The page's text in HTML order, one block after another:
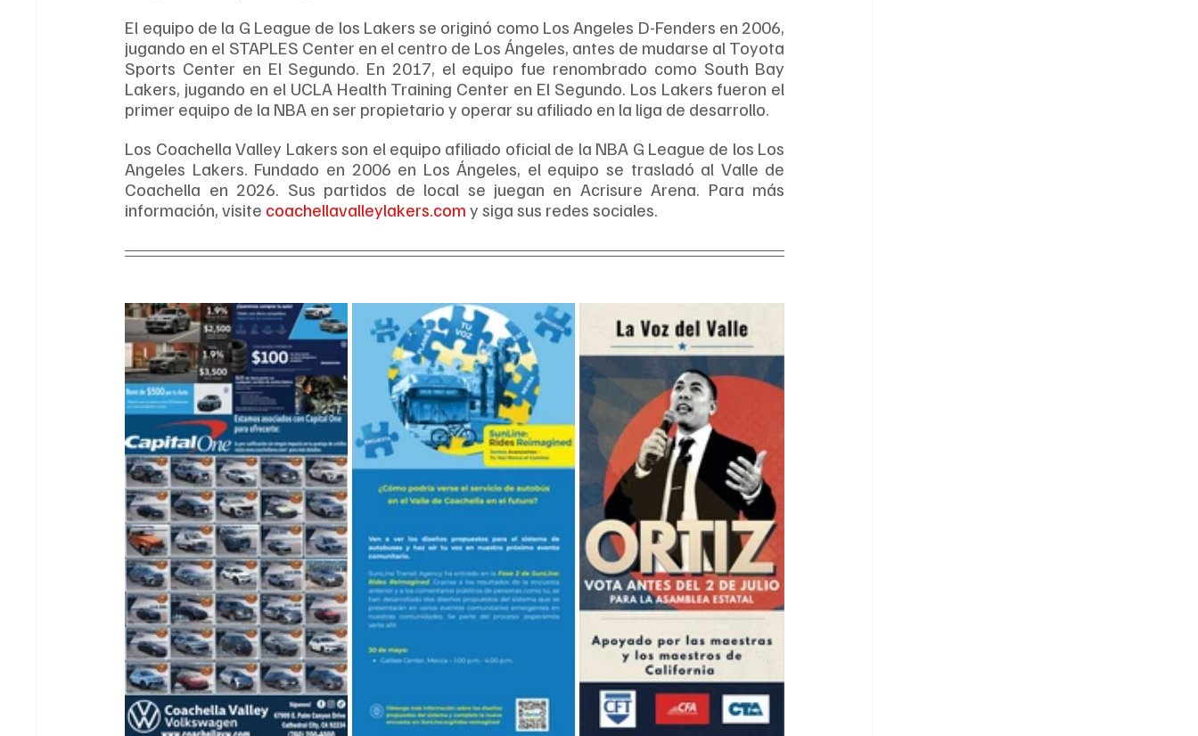
El equipo de la G League de los Lakers se originó como Los Angeles D-Fenders en 2006,
jugando en el STAPLES Center en el centro de Los Ángeles, antes de mudarse al Toyota
Sports Center en El Segundo. En 2017, el equipo fue renombrado como South Bay
Lakers, jugando en el UCLA Health Training Center en El Segundo. Los Lakers fueron el
primer equipo de la NBA en ser propietario y operar su afiliado en la liga de desarrollo.
Los Coachella Valley Lakers son el equipo afiliado oficial de la NBA G League de los Los
Angeles Lakers. Fundado en 2006 en Los Ángeles, el equipo se trasladó al Valle de
Coachella en 2026. Sus partidos de local se juegan en Acrisure Arena. Para más
información, visite coachellavalleylakers.com y siga sus redes sociales.